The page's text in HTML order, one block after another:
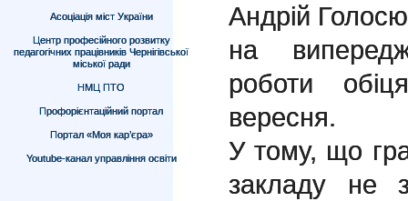
Асоціація міст України
Центр професійного розвитку
педагогічних працівників Чернігівської
міської ради
НМЦ ПТО
Профорієнтаційний портал
Портал «Моя кар’єра»
Youtube-канал управління освіти
Андрій
на
роботи
вересня.
У тому, що
закладу не